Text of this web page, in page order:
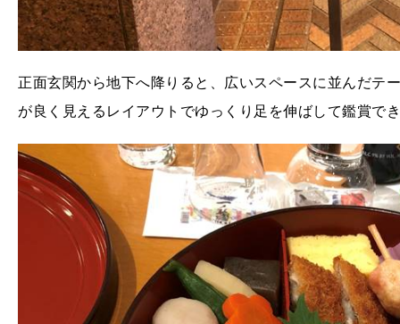
正面玄関から地下へ降りると、広いスペースに並んだテ
が良く見えるレイアウトでゆっくり足を伸ばして鑑賞で